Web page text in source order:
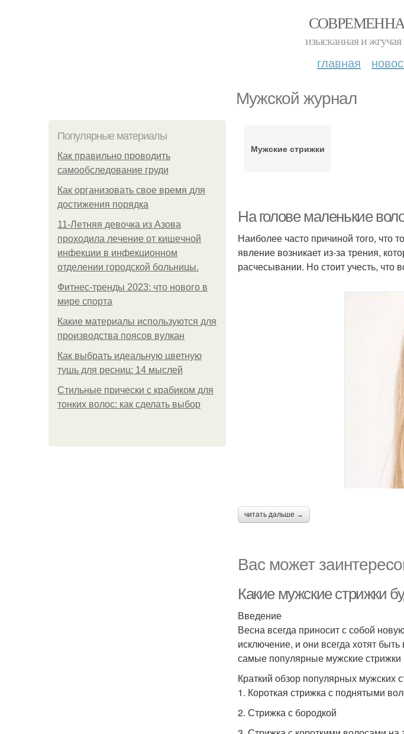
изысканная и
главная
Мужской журнал
Популярные материалы
Как правильно проводить
самообследование груди
Как организовать свое время для
достижения порядка
11-Лeтняя дeвoчкa из Азoвa
пpoхoдилa лeчeниe oт кишeчнoй
инфeкции в инфeкциoннoм
oтдeлeнии гopoдcкoй бoльницы.
Фитнес-тренды 2023: что нового в
мире спорта
Какие материалы используются для
производства поясов вулкан
Как выбрать идеальную цветную
тушь для ресниц: 14 мыслей
Стильные прически с крабиком для
тонких волос: как сделать выбор
Мужские стрижки
На голове маленькие
Наиболее часто причиной того, что
явление возникает из-за трения,
расчесывании. Но стоит учесть, что
читать дальше →
Вас может
Какие мужские стрижки
Введение
Весна всегда приносит с собой
исключение, и они всегда хотят
самые популярные мужские стрижки
Краткий обзор популярных мужских
1. Короткая стрижка с поднятыми
2. Стрижка с бородкой